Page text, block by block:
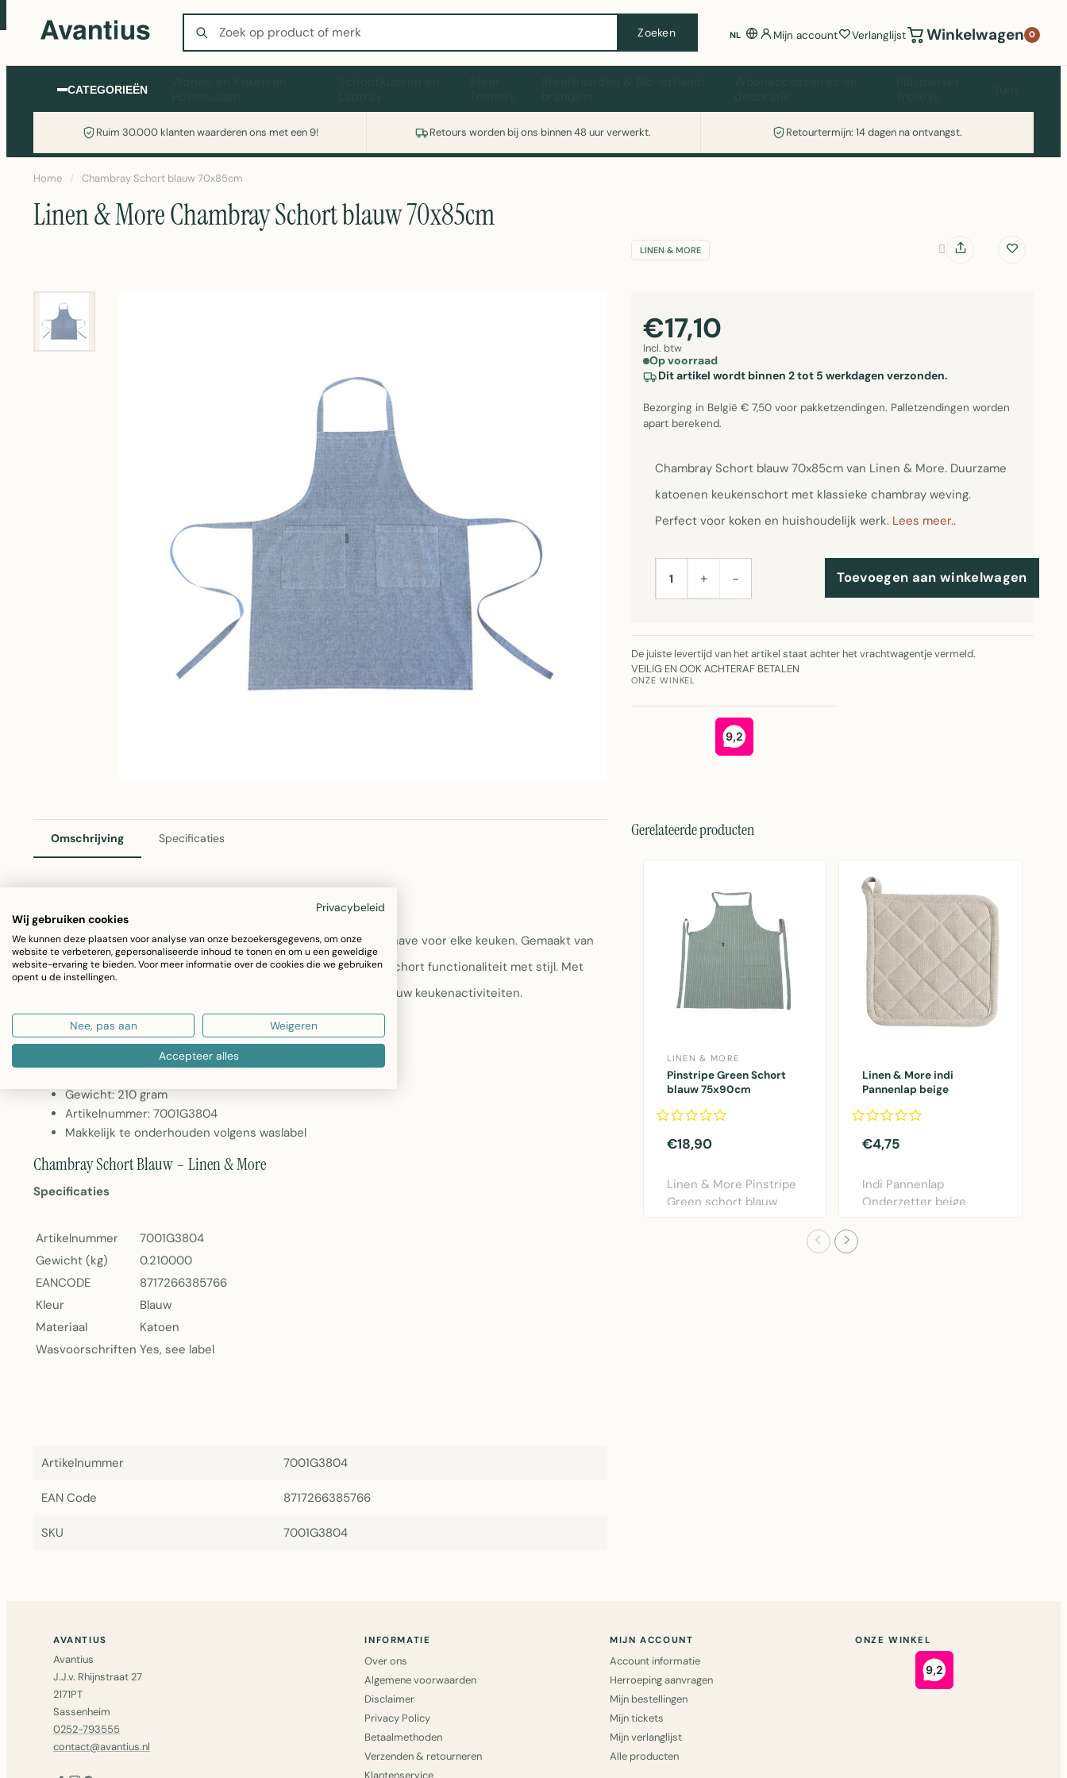
Zoeken
Zoeken NL Mijn account Verlanglijst Winkelwagen 0
CATEGORIEËN
Ruim 30.000 klanten waarderen ons met een 9! Retours worden bij ons binnen 48 uur verwerkt. Retourtermijn: 14 dagen na ontvangst.
Wasmachine of koelkast nodig? Vergelijk alle prijzen op Witgoedaanbod.nl
Home / Chambray Schort blauw 70x85cm
Linen & More Chambray Schort blauw 70x85cm
LINEN & MORE
€17,10
Incl. btw
Op voorraad
Dit artikel wordt binnen 2 tot 5 werkdagen verzonden.
Bezorging in België € 7,50 voor pakketzendingen. Palletzendingen worden
apart berekend.
Chambray Schort blauw 70x85cm van Linen & More. Duurzame
katoenen keukenschort met klassieke chambray weving.
Perfect voor koken en huishoudelijk werk. Lees meer..
AANTAL+ − Toevoegen aan winkelwagen
De juiste levertijd van het artikel staat achter het vrachtwagentje vermeld.
VEILIG EN OOK ACHTERAF BETALEN
ONZE WINKEL
Omschrijving Specificaties
Chambray Schort Blauw – Linen & More
Deze elegante chambray schort in een mooi blauw is een must-have voor elke keuken. Gemaakt van
100% katoen met een fijne chambray weving, combineert deze schort functionaliteit met stijl. Met
afmetingen van 70x85cm biedt het voldoende bedekking voor al uw keukenactiviteiten.
Afmeting: 70x85 cm
Materiaal: 100% katoen
Gewicht: 210 gram
Artikelnummer: 7001G3804
Makkelijk te onderhouden volgens waslabel
Chambray Schort Blauw – Linen & More
Specificaties
Artikelnummer
7001G3804
Gewicht (kg)
0.210000
EANCODE
8717266385766
Kleur
Blauw
Materiaal
Katoen
Wasvoorschriften Yes, see label
Artikelnummer 7001G3804
EAN Code 8717266385766
SKU 7001G3804
Gerelateerde producten
LINEN & MORE
Pinstripe Green Schort
blauw 75x90cm
€18,90
Linen & More Pinstripe
Green schort blauw
Linen & More indi
Pannenlap beige
€4,75
Indi Pannenlap
Onderzetter beige
AVANTIUS
Avantius
J.J.v. Rhijnstraat 27
2171PT
Sassenheim
0252-793555
contact@avantius.nl
INFORMATIE
Over ons
Algemene voorwaarden
Disclaimer
Privacy Policy
Betaalmethoden
Verzenden & retourneren
Klantenservice
MIJN ACCOUNT
Account informatie
Herroeping aanvragen
Mijn bestellingen
Mijn tickets
Mijn verlanglijst
Alle producten
ONZE WINKEL
Privacybeleid
Wij gebruiken cookies
We kunnen deze plaatsen voor analyse van onze bezoekersgegevens, om onze
website te verbeteren, gepersonaliseerde inhoud te tonen en om u een geweldige
website-ervaring te bieden. Voor meer informatie over de cookies die we gebruiken
opent u de instellingen.
Nee, pas aan Weigeren
Accepteer alles